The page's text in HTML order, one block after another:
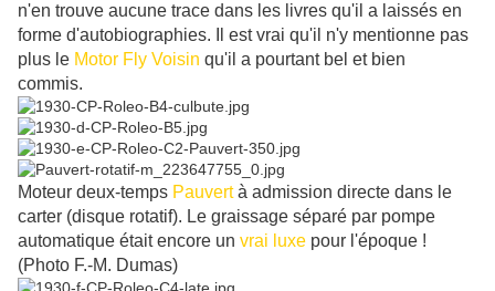
n'en trouve aucune trace dans les livres qu'il a laissés en
forme d'autobiographies. Il est vrai qu'il n'y mentionne pas
plus le Motor Fly Voisin qu'il a pourtant bel et bien
commis.
Moteur deux-temps Pauvertà admission directe dans le
carter (disque rotatif). Le graissage séparé par pompe
automatique était encore un vrai luxe pour l'époque !
(Photo F.-M. Dumas)